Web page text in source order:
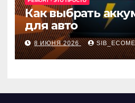
Как выбрать
для авто
8 ИЮНЯ 2026